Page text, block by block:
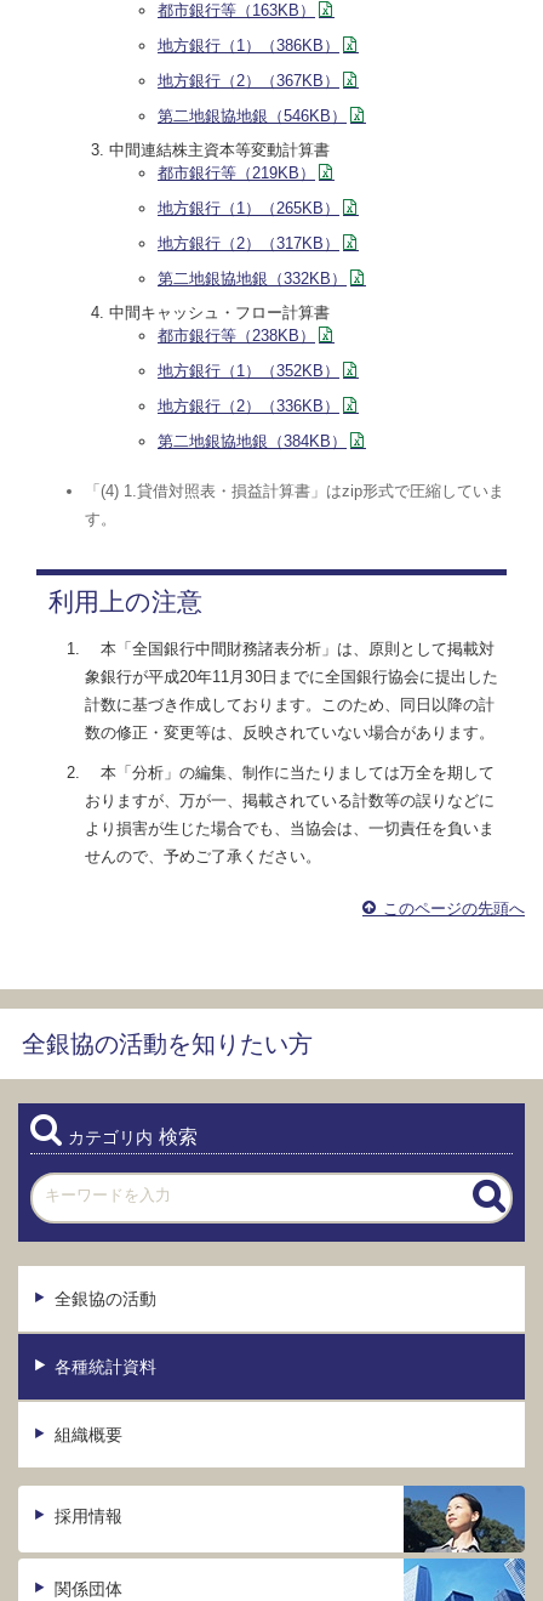
都市銀行等（163KB）
地方銀行（1）（386KB）
地方銀行（2）（367KB）
第二地銀協地銀（546KB）
中間連結株主資本等変動計算書
都市銀行等（219KB）
地方銀行（1）（265KB）
地方銀行（2）（317KB）
第二地銀協地銀（332KB）
中間キャッシュ・フロー計算書
都市銀行等（238KB）
地方銀行（1）（352KB）
地方銀行（2）（336KB）
第二地銀協地銀（384KB）
「(4) 1.貸借対照表・損益計算書」はzip形式で圧縮していま
す。
利用上の注意
本「全国銀行中間財務諸表分析」は、原則として掲載対
象銀行が平成20年11月30日までに全国銀行協会に提出した
計数に基づき作成しております。このため、同日以降の計
数の修正・変更等は、反映されていない場合があります。
本「分析」の編集、制作に当たりましては万全を期して
おりますが、万が一、掲載されている計数等の誤りなどに
より損害が生じた場合でも、当協会は、一切責任を負いま
せんので、予めご了承ください。
このページの先頭へ
全銀協の活動を知りたい方
カテゴリ内 検索
全銀協の活動
各種統計資料
組織概要
採用情報
関係団体